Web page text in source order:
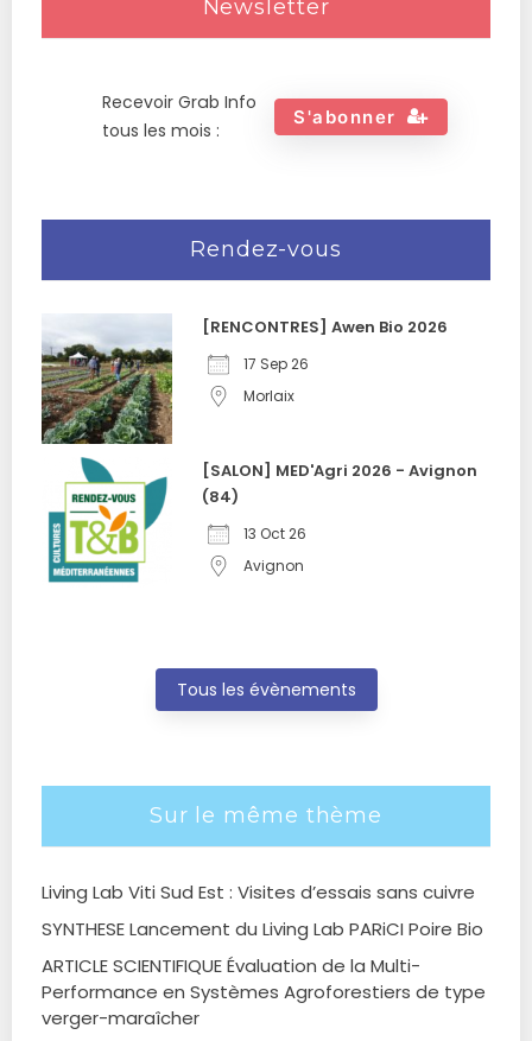
Newsletter
Recevoir Grab Info
tous les mois :
S'abonner
Rendez-vous
[RENCONTRES] Awen Bio 2026
17 Sep 26
Morlaix
[SALON] MED'Agri 2026 - Avignon
(84)
13 Oct 26
Avignon
Tous les évènements
Sur le même thème
Living Lab Viti Sud Est : Visites d’essais sans cuivre
SYNTHESE Lancement du Living Lab PARiCI Poire Bio
ARTICLE SCIENTIFIQUE Évaluation de la Multi-
Performance en Systèmes Agroforestiers de type
verger-maraîcher